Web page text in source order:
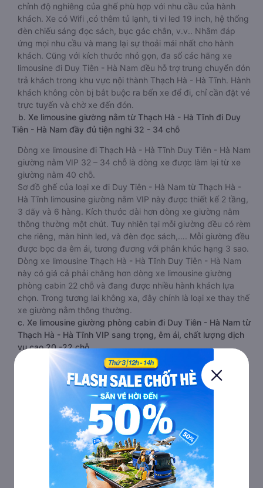
chỉnh độ nghiêng của ghế phù hợp với nhu cầu của hành
khách. Xe có Wifi ,có thêm tủ lạnh, ti vi led 19 inch, hệ thống
đèn chiếu sáng đọc sách, bục gác chân, v.v.. Nhằm đáp
ứng mọi nhu cầu và mang lại sự thoải mái nhất cho hành
khách. Cũng với kích thước nhỏ gọn, đa số các hãng xe
limousine đi Duy Tiên - Hà Nam đều hỗ trợ trung chuyển đón
trả khách trong khu vực nội thành Thạch Hà - Hà Tĩnh. Hành
khách không còn bị bắt buộc ra bến xe để đi, chỉ cần đặt vé
trực tuyến và chờ xe đến đón.
b. Xe limousine giường nằm từ Thạch Hà - Hà Tĩnh đi Duy
Tiên - Hà Nam đầy đủ tiện nghi 32 - 34 chỗ
Dòng xe limousine đi Thạch Hà - Hà Tĩnh Duy Tiên - Hà Nam
giường nằm VIP 32 – 34 chỗ là dòng xe được làm lại từ xe
giường nằm 40 chỗ.
Sơ đồ ghế của loại xe đi Duy Tiên - Hà Nam từ Thạch Hà -
Hà Tĩnh limousine giường nằm VIP này được thiết kế 2 tầng,
3 dãy và 6 hàng. Kích thước dài hơn dòng xe giường nằm
thông thường một chút. Tuy nhiên tại mỗi giường đều có rèm
che riêng, màn hình led, và đèn đọc sách,…. Mỗi giường đều
được bọc da êm ái, tương đương với phân khúc hạng 3 sao.
Dòng xe limousine Thạch Hà - Hà Tĩnh Duy Tiên - Hà Nam
này có giá cả phải chăng hơn dòng xe limousine giường
phòng cabin 22 chỗ và đang được nhiều hành khách lựa
chọn. Trong tương lai không xa, đây chính là loại xe thay thế
xe giường nằm thông thường.
c. Xe limousine giường phòng cabin đi Duy Tiên - Hà Nam từ
Thạch Hà - Hà Tĩnh VIP sang trọng, êm ái, chất lượng dịch
vụ cao 20 -22 chỗ
Loại xe limousine giường phòng từ Thạch Hà - Hà Tĩnh đi
Duy Tiên - Hà Nam 20 - 22 chỗ được chia làm 2 tầng, 2 dãy
và 6 hàng, mỗi hàng là 2 cabin riêng biệt. Trong mỗi xe
limousine Thạch Hà - Hà Tĩnh Duy Tiên - Hà Nam cabin
được trang bị rất nhiều tiện ích phục vụ hành khách suốt
Mỗi phòng, cabin đều có gối nằm rời, có gối ôm, có cái mền
to hơn và dây an toàn seat belt. Giường rộng và dài hơn hai
loại trên, có thể lăn lộn thoải mái. Đặc biệt là hệ thống
massage sẽ giúp bạn thư giãn trong những giờ nằm xe